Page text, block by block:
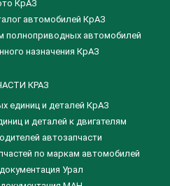
КрАЗ
автомобилей КрАЗ
полноприводных автомобилей
назначения КрАЗ
КРАЗ
единиц и деталей КрАЗ
и деталей к двигателям
автозапчасти
по маркам автомобилей
Урал